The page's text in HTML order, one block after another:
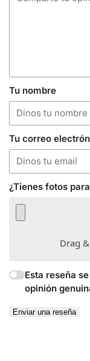
Tu nombre
Tu correo
¿Tienes fotos
Drag
Esta reseña
opinión
Enviar una reseña